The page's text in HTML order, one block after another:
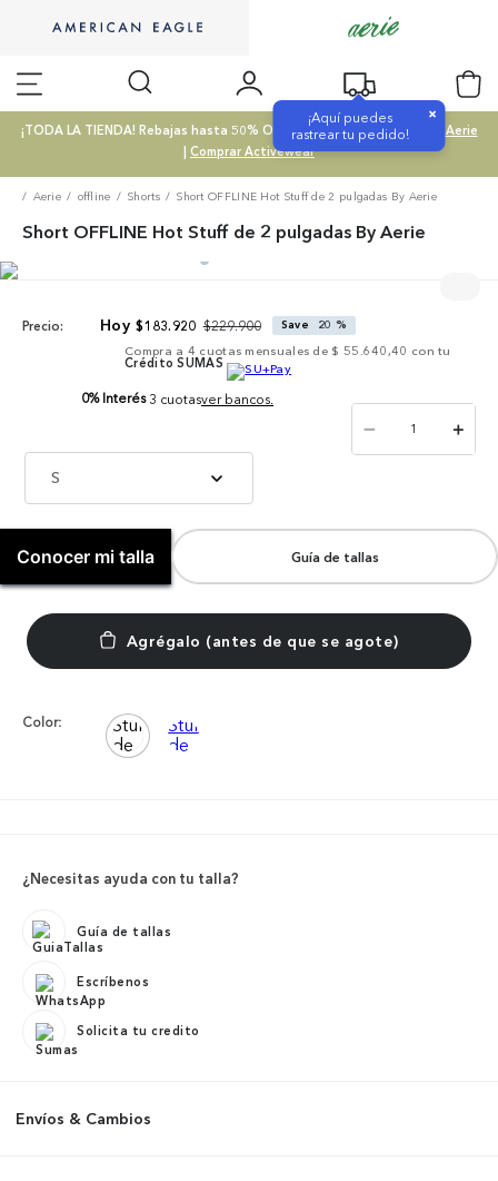
¡Aquí puedes
rastrear tu pedido!
×
¡TODA LA TIENDA! Rebajas hasta 50% OFF |Comprar SALE|Comprar Aerie
| Comprar Activewear
Aerie offline Shorts Short OFFLINE Hot Stuff de 2 pulgadas By Aerie
Short OFFLINE Hot Stuff de 2 pulgadas By Aerie
Precio: $183. 920 $229.900 Save 20 %
Compra a 4 cuotas mensuales de $ 55.640,40 con tu
Crédito SUMAS
0% Interés 3 cuotasver bancos.
S
＋
－
Conocer mi talla Guía de tallas
Color:
¿Necesitas ayuda con tu talla?
Guía de tallas
Escríbenos
Solicita tu credito
Envíos & Cambios